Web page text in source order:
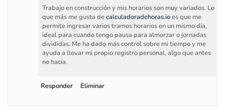
Trabajo en construcción y mis horarios son muy variados. Lo
que más me gusta decalculadoradehoras.ioes que me
permite ingresar varios tramos horarios en un mismo día,
ideal para cuando tengo pausa para almorzar o jornadas
divididas. Me ha dado más control sobre mi tiempo y me
ayuda a llevar mi propio registro personal, algo que antes
no hacía.
Responder Eliminar